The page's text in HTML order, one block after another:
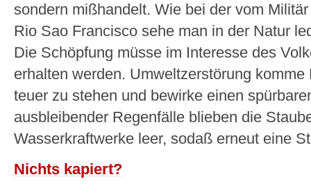
sondern mißhandelt. Wie bei der vom
Rio Sao Francisco sehe man in der Natur
Die Schöpfung müsse im Interesse des
erhalten werden. Umweltzerstörung
teuer zu stehen und bewirke einen
ausbleibender Regenfälle blieben die
Wasserkraftwerke leer, sodaß erneut eine
Nichts kapiert?